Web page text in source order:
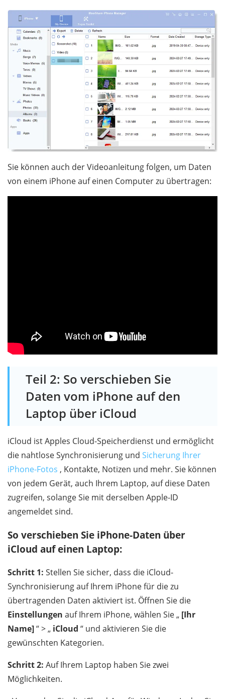
Sie können auch der Videoanleitung folgen, um Daten
von einem iPhone auf einen Computer zu übertragen:
Teil 2: So verschieben Sie
Daten vom iPhone auf den
Laptop über iCloud
iCloud ist Apples Cloud-Speicherdienst und ermöglicht
die nahtlose Synchronisierung und Sicherung Ihrer
iPhone-Fotos , Kontakte, Notizen und mehr. Sie können
von jedem Gerät, auch Ihrem Laptop, auf diese Daten
zugreifen, solange Sie mit derselben Apple-ID
angemeldet sind.
So verschieben Sie iPhone-Daten über
iCloud auf einen Laptop:
Schritt 1: Stellen Sie sicher, dass die iCloud-
Synchronisierung auf Ihrem iPhone für die zu
übertragenden Daten aktiviert ist. Öffnen Sie die
Einstellungen auf Ihrem iPhone, wählen Sie „ [Ihr
Name]“ > „ iCloud “ und aktivieren Sie die
gewünschten Kategorien.
Schritt 2: Auf Ihrem Laptop haben Sie zwei
Möglichkeiten.